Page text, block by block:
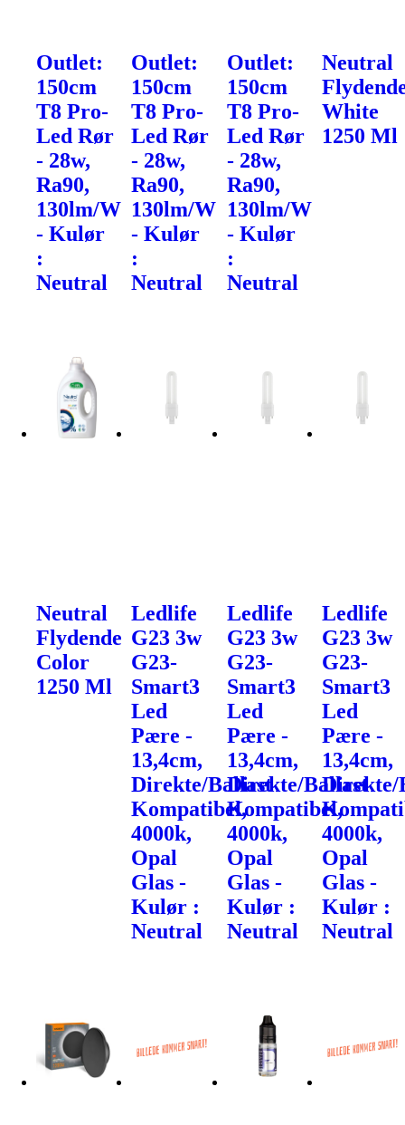
Outlet:
150cm
T8 Pro-
Led Rør
- 28w,
Ra90,
130lm/W
- Kulør
:
Neutral
Outlet:
150cm
T8 Pro-
Led Rør
- 28w,
Ra90,
130lm/W
- Kulør
:
Neutral
Outlet:
150cm
T8 Pro-
Led Rør
- 28w,
Ra90,
130lm/W
- Kulør
:
Neutral
Neutral
White
1250 Ml
Neutral
Flydende
Color
1250 Ml
Ledlife
G23 3w
G23-
Smart3
Led
Pære -
13,4cm,
Direkte/Ballast
Kompatibel,
4000k,
Opal
Glas -
Kulør :
Neutral
Ledlife
G23 3w
G23-
Smart3
Led
Pære -
13,4cm,
Direkte/Ballast
Kompatibel,
4000k,
Opal
Glas -
Kulør :
Neutral
Ledlife
G23 3w
G23-
Smart3
Led
Pære -
13,4cm,
Direkte/
4000k,
Opal
Glas -
Kulør :
Neutral